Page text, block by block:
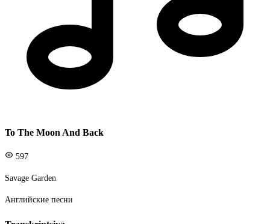
To The Moon And Back
597
Savage Garden
Английские песни